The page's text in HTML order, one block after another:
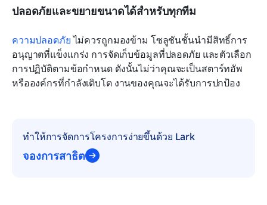
ปลอดภัยและขยายขนาดได้สำหรับทุกทีม
ความปลอดภัย ไม่ควรถูกมองข้าม โซลูชันชั้นนำมีสิทธิ์การ
อนุญาตที่แข็งแกร่ง การจัดเก็บข้อมูลที่ปลอดภัย และตัวเลือก
การปฏิบัติตามข้อกำหนด ดังนั้นไม่ว่าคุณจะเป็นสตาร์ทอัพ
หรือองค์กรที่กำลังเติบโต งานของคุณจะได้รับการปกป้อง
ทำให้การจัดการโครงการง่ายขึ้นด้วย Lark
จองการสาธิต